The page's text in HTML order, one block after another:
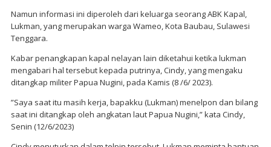
Namun informasi ini diperoleh dari keluarga seorang ABK Kapal,
Lukman, yang merupakan warga Wameo, Kota Baubau, Sulawesi
Tenggara.
Kabar penangkapan kapal nelayan lain diketahui ketika lukman
mengabari hal tersebut kepada putrinya, Cindy, yang mengaku
ditangkap militer Papua Nugini, pada Kamis (8 /6/ 2023).
”Saya saat itu masih kerja, bapakku (Lukman) menelpon dan bilang
saat ini ditangkap oleh angkatan laut Papua Nugini,” kata Cindy,
Senin (12/6/2023)